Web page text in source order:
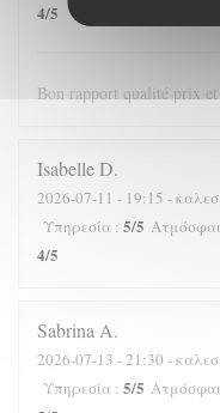
4/5
Bon rapport qualité prix
IsabelleD
2026-07-11 - 19:15 -
Υπηρεσία : 5/5
4/5
Sabrina A
2026-07-13 - 21:30 -
Υπηρεσία : 5/5